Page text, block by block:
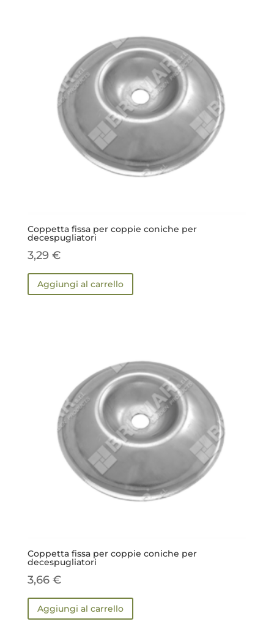
Coppetta fissa per coppie coniche per
decespugliatori
3,29 €
Aggiungi al carrello
Coppetta fissa per coppie coniche per
decespugliatori
3,66 €
Aggiungi al carrello